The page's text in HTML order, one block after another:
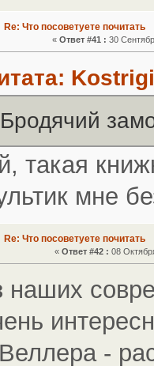
Re: Что посоветуете почитать
«Ответ #41 : 30
такая
мне
Re: Что посоветуете почитать
«Ответ #42 : 08
наших
-